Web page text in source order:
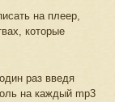
на плеер,
которые
раз введя
на каждый mp3